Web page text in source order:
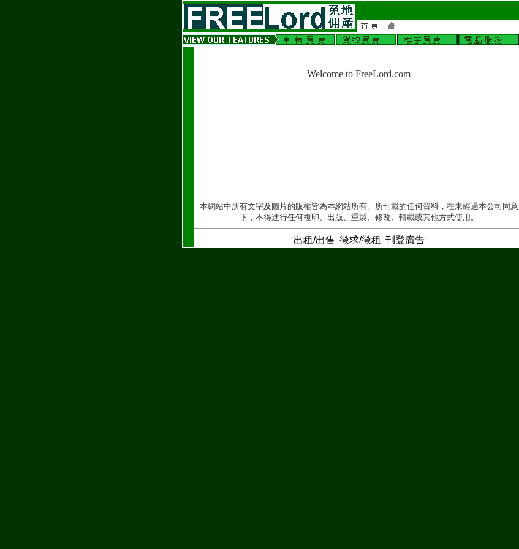
Welcome to FreeLord.com
本網站中所有文字及圖片的版權皆為本網站所有。所刊載的任何資料，在未經過本公司同意
下，不得進行任何複印、出版、重製、修改、轉載或其他方式使用。
出租/出售| 徵求/徵租 | 刊登廣告